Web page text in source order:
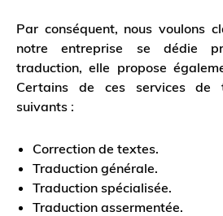
Par conséquent, nous voulons
notre entreprise se dédie
traduction, elle propose
Certains de ces services de
suivants :
Correction de textes.
Traduction générale.
Traduction spécialisée.
Traduction assermentée.